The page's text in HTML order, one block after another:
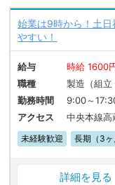
始業は9時から！土
やすい！
給与
時給 1600
職種
製造（組立
勤務時間
9:00～
アクセス
中央本線高
未経験歓迎 長期（3ヶ
詳細を見る